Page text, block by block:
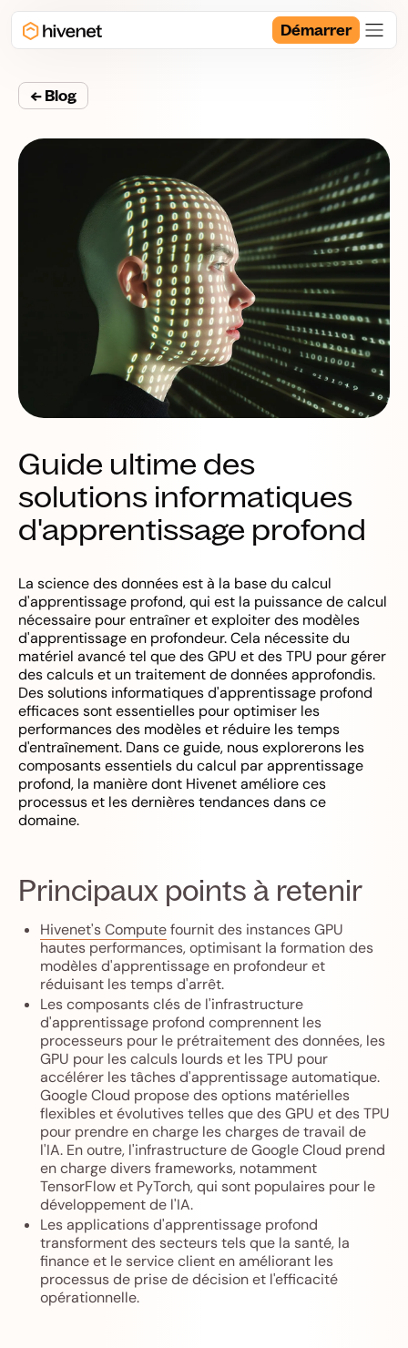
Démarrer
← Blog
Guide ultime des
solutions informatiques
d'apprentissage profond
La science des données est à la base du calcul
d'apprentissage profond, qui est la puissance de calcul
nécessaire pour entraîner et exploiter des modèles
d'apprentissage en profondeur. Cela nécessite du
matériel avancé tel que des GPU et des TPU pour gérer
des calculs et un traitement de données approfondis.
Des solutions informatiques d'apprentissage profond
efficaces sont essentielles pour optimiser les
performances des modèles et réduire les temps
d'entraînement. Dans ce guide, nous explorerons les
composants essentiels du calcul par apprentissage
profond, la manière dont Hivenet améliore ces
processus et les dernières tendances dans ce
domaine.
Principaux points à retenir
Hivenet's Computefournit des instances GPU
hautes performances, optimisant la formation des
modèles d'apprentissage en profondeur et
réduisant les temps d'arrêt.
Les composants clés de l'infrastructure
d'apprentissage profond comprennent les
processeurs pour le prétraitement des données, les
GPU pour les calculs lourds et les TPU pour
accélérer les tâches d'apprentissage automatique.
Google Cloud propose des options matérielles
flexibles et évolutives telles que des GPU et des TPU
pour prendre en charge les charges de travail de
l'IA. En outre, l'infrastructure de Google Cloud prend
en charge divers frameworks, notamment
TensorFlow et PyTorch, qui sont populaires pour le
développement de l'IA.
Les applications d'apprentissage profond
transforment des secteurs tels que la santé, la
finance et le service client en améliorant les
processus de prise de décision et l'efficacité
opérationnelle.